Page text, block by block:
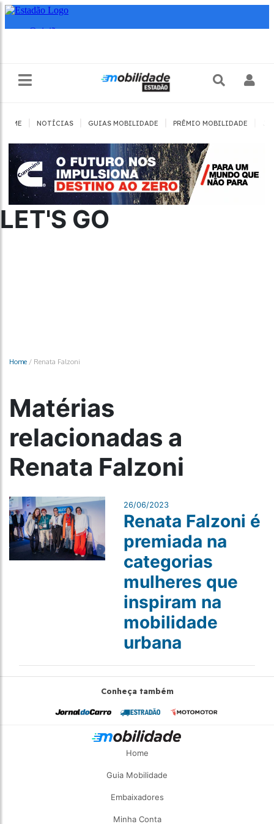
HOME NOTÍCIAS GUIAS MOBILIDADE PRÊMIO MOBILIDADE
LET'S GO
Home / Renata Falzoni
Matérias
relacionadas a
Renata Falzoni
26/06/2023
Renata Falzoni é
premiada na
categorias
mulheres que
inspiram na
mobilidade
urbana
Conheça também
Home
Guia Mobilidade
Embaixadores
Minha Conta